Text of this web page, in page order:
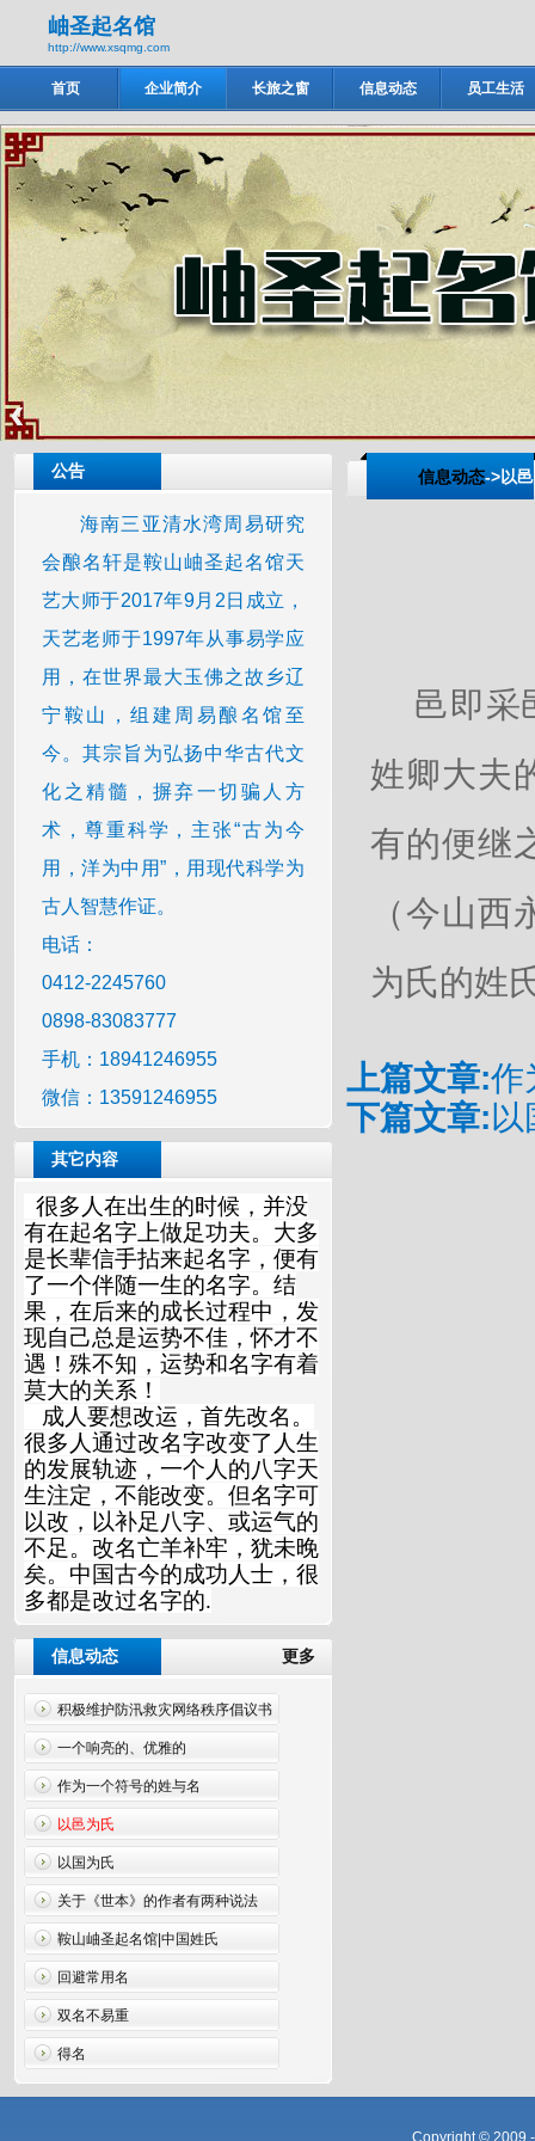
岫圣起名馆
http://www.xsqmg.com
首页 企业简介 长旅之窗 信息动态 员工生活
岫圣起名馆
‹
公告
海南三亚清水湾周易研究
会酿名轩是鞍山岫圣起名馆天
艺大师于2017年9月2日成立，
天艺老师于1997年从事易学应
用，在世界最大玉佛之故乡辽
宁鞍山，组建周易酿名馆至
今。其宗旨为弘扬中华古代文
化之精髓，摒弃一切骗人方
术，尊重科学，主张“古为今
用，洋为中用”，用现代科学为
古人智慧作证。
电话：
0412-2245760
0898-83083777
手机：18941246955
微信：13591246955
其它内容
很多人在出生的时候，并没
有在起名字上做足功夫。大多
是长辈信手拈来起名字，便有
了一个伴随一生的名字。结
果，在后来的成长过程中，发
现自己总是运势不佳，怀才不
遇！殊不知，运势和名字有着
莫大的关系！
成人要想改运，首先改名。
很多人通过改名字改变了人生
的发展轨迹，一个人的八字天
生注定，不能改变。但名字可
以改，以补足八字、或运气的
不足。改名亡羊补牢，犹未晚
矣。中国古今的成功人士，很
多都是改过名字的.
更多
信息动态
积极维护防汛救灾网络秩序倡议书
一个响亮的、优雅的
作为一个符号的姓与名
以邑为氏
以国为氏
关于《世本》的作者有两种说法
鞍山岫圣起名馆|中国姓氏
回避常用名
双名不易重
得名
信息动态->以
邑即采
姓卿大夫
有的便继
（今山
为氏的姓
上篇文章:作
下篇文章:以
Copyright © 2009